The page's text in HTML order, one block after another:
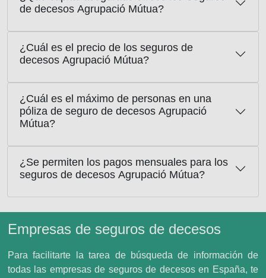
de decesos Agrupació Mútua?
¿Cuál es el precio de los seguros de
decesos Agrupació Mútua?
¿Cuál es el máximo de personas en una
póliza de seguro de decesos Agrupació
Mútua?
¿Se permiten los pagos mensuales para los
seguros de decesos Agrupació Mútua?
Empresas de seguros de decesos
Para facilitarte la tarea de búsqueda de información de
todas las empresas de seguros de decesos en España, te